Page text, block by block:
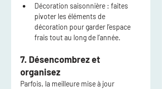
Décoration saisonnière : faites
pivoter les éléments de
décoration pour garder l’espace
frais tout au long de l’année.
7. Désencombrez et
organisez
Parfois, la meilleure mise à jour